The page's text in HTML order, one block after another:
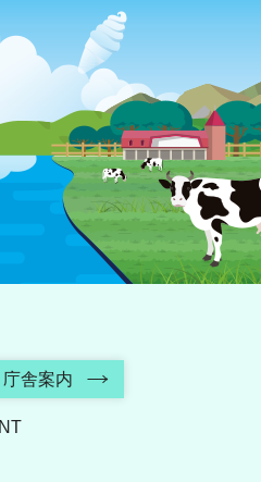
庁舎案内